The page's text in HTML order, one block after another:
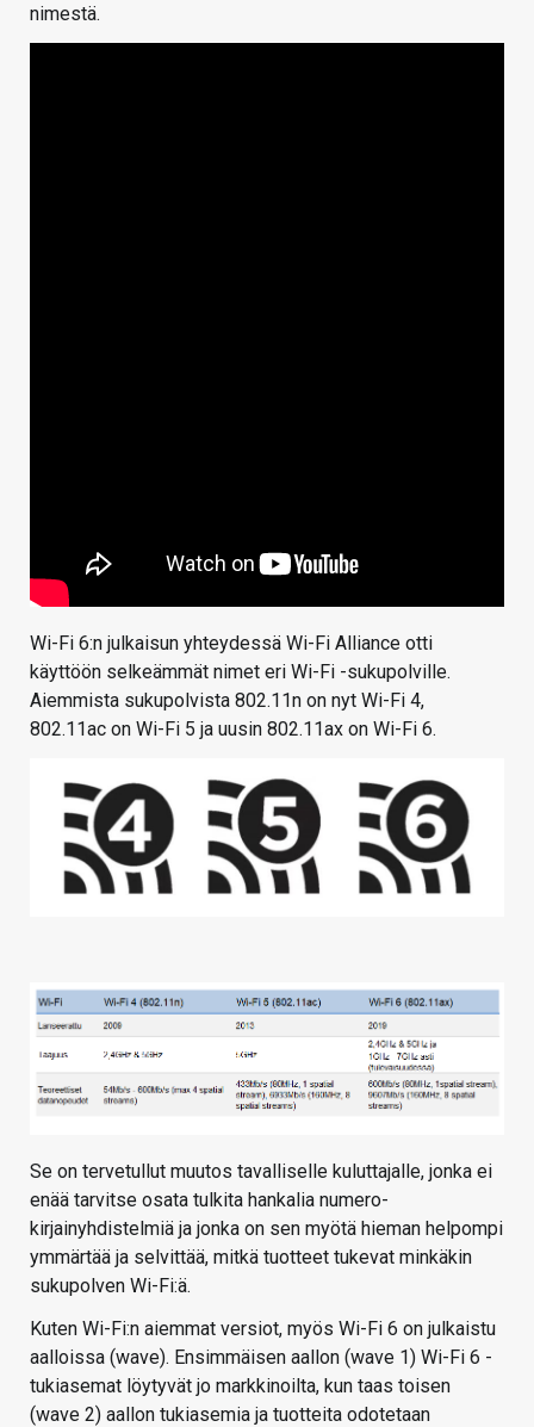
nimestä.
Wi-Fi 6:n julkaisun yhteydessä Wi-Fi Alliance otti
käyttöön selkeämmät nimet eri Wi-Fi -sukupolville.
Aiemmista sukupolvista 802.11n on nyt Wi-Fi 4,
802.11ac on Wi-Fi 5 ja uusin 802.11ax on Wi-Fi 6.
Se on tervetullut muutos tavalliselle kuluttajalle, jonka ei
enää tarvitse osata tulkita hankalia numero-
kirjainyhdistelmiä ja jonka on sen myötä hieman helpompi
ymmärtää ja selvittää, mitkä tuotteet tukevat minkäkin
sukupolven Wi-Fi:ä.
Kuten Wi-Fi:n aiemmat versiot, myös Wi-Fi 6 on julkaistu
aalloissa (wave). Ensimmäisen aallon (wave 1) Wi-Fi 6 -
tukiasemat löytyvät jo markkinoilta, kun taas toisen
(wave 2) aallon tukiasemia ja tuotteita odotetaan